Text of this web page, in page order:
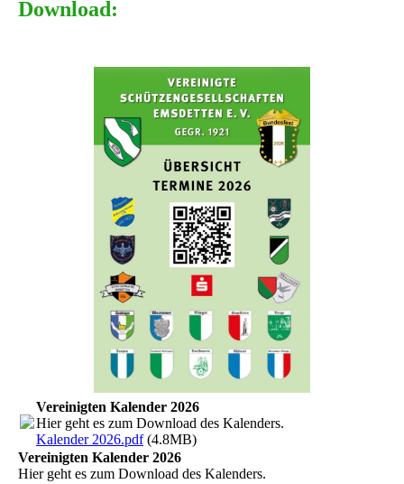
Download:
Vereinigten Kalender 2026
Hier geht es zum Download des Kalenders.
Kalender 2026.pdf(4.8MB)
Vereinigten Kalender 2026
Hier geht es zum Download des Kalenders.